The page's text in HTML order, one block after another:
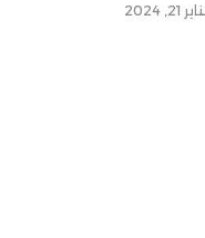
21, 2024